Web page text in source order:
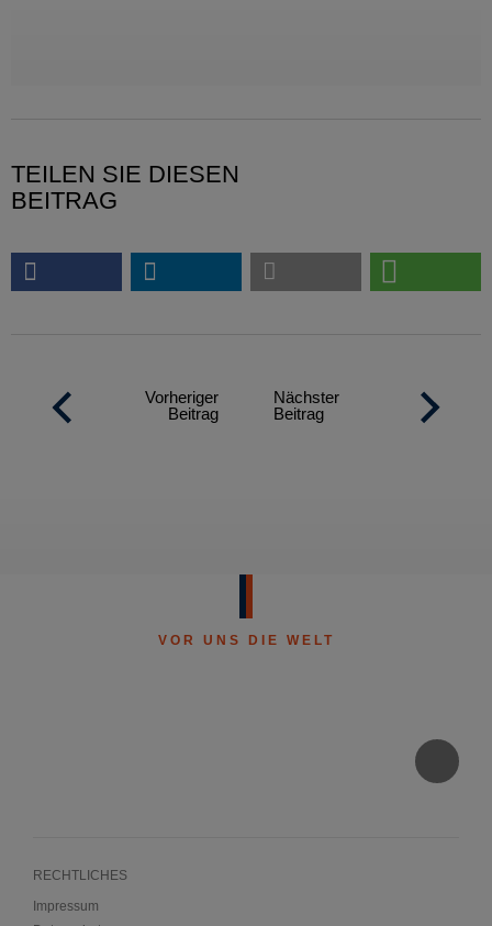
TEILEN SIE DIESEN
BEITRAG
Vorheriger
Beitrag
Nächster
Beitrag
VOR UNS DIE WELT
RECHTLICHES
Impressum